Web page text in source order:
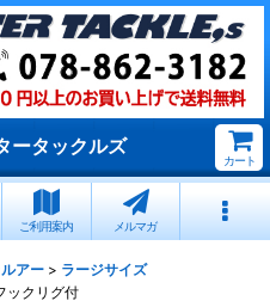
ータックルズ
カート
ご利用案内 メルマガ
アー > ラージサイズ
ックリグ付